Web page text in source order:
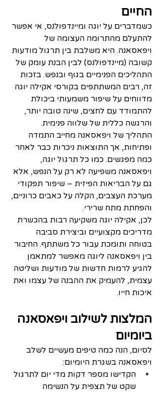
החיים
כשמדברים על יוגה ומיינדפולנס, אי אפשר
להתעלם מהתרומה העצומה של
ויפאסאנה. היא משלבת בין תרגול מודעות
קשובה (מיינדפולנס) לבין הבנת עומק של
התהליכים הפנימיים בגוף ובנפש. בזכות
זה, רבים המשתתפים בקורסי אקילה יוגה
מדווחים על שיפור משמעותי ביכולת
להתמודד עם לחצים, שינה טובה יותר,
והרגשה כללית של שלווה פנימית.
התהליך של ויפאסאנה מחייב התמדה
ופתיחות, אך התוצאות ניכרות כבר לאחר
כמה מפגשים. כמו כל תרגול יוגה,
ויפאסאנה משפיעה לא רק על הנפש, אלא
גם על הבריאות הפיזית – שיפור תפקודי
מערכת העצבים, הקלה על כאבים כרוניים,
והפחתת מתח שרירי.
לכן, אקילה יוגה משקיעה רבות בהכשרת
מדריכים מקצועיים וביצירת סביבה
בטוחה ותומכת עבור כל משתתף. החיבור
בין ויפאסאנה ליוגה מאפשר למתאמן
להגיע לרמות חדשות של מודעות ושליטה
עצמית, להעמיק את ההבנה של עצמו ואת
איכות חייו.
המלצות לשילוב ויפאסאנה
ביומיום
לסיום, הנה כמה טיפים מעשיים לשלב
ויפאסאנה בשגרת היומיום:
הקדישו מספר דקות מדי יום לתרגול
שקט של תצפית על הנשימה